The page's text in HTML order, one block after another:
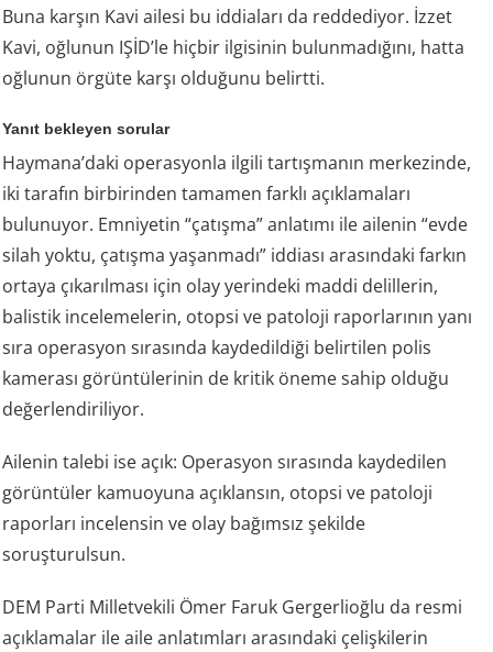
Buna karşın Kavi ailesi bu iddiaları da reddediyor. İzzet
Kavi, oğlunun IŞİD’le hiçbir ilgisinin bulunmadığını, hatta
oğlunun örgüte karşı olduğunu belirtti.
Yanıt bekleyen sorular
Haymana’daki operasyonla ilgili tartışmanın merkezinde,
iki tarafın birbirinden tamamen farklı açıklamaları
bulunuyor. Emniyetin “çatışma” anlatımı ile ailenin “evde
silah yoktu, çatışma yaşanmadı” iddiası arasındaki farkın
ortaya çıkarılması için olay yerindeki maddi delillerin,
balistik incelemelerin, otopsi ve patoloji raporlarının yanı
sıra operasyon sırasında kaydedildiği belirtilen polis
kamerası görüntülerinin de kritik öneme sahip olduğu
değerlendiriliyor.
Ailenin talebi ise açık: Operasyon sırasında kaydedilen
görüntüler kamuoyuna açıklansın, otopsi ve patoloji
raporları incelensin ve olay bağımsız şekilde
soruşturulsun.
DEM Parti Milletvekili Ömer Faruk Gergerlioğlu da resmi
açıklamalar ile aile anlatımları arasındaki çelişkilerin